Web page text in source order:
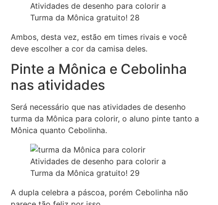
Atividades de desenho para colorir a
Turma da Mônica gratuito! 28
Ambos, desta vez, estão em times rivais e você
deve escolher a cor da camisa deles.
Pinte a Mônica e Cebolinha
nas atividades
Será necessário que nas atividades de desenho
turma da Mônica para colorir, o aluno pinte tanto a
Mônica quanto Cebolinha.
Atividades de desenho para colorir a
Turma da Mônica gratuito! 29
A dupla celebra a páscoa, porém Cebolinha não